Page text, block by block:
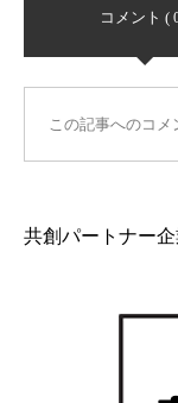
コメント (
この記事へのコメ
共創パートナー